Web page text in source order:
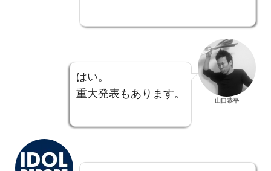
はい。
重大発表もあります。
山口恭平